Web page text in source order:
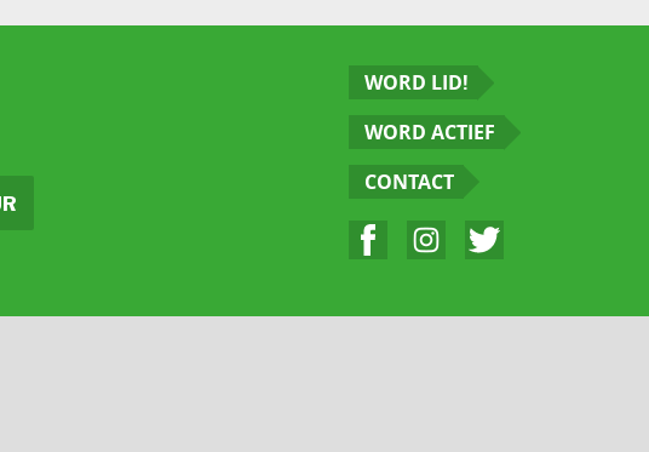
WORD LID!
WORD ACTIEF
CONTACT